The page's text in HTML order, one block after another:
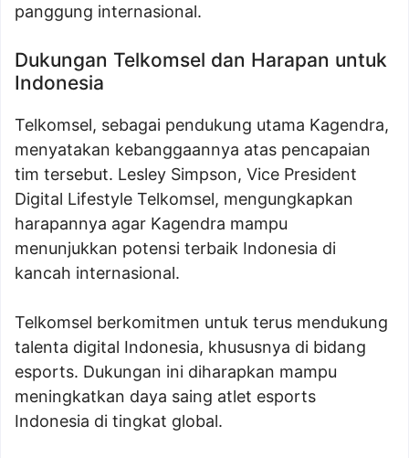
panggung internasional.
Dukungan Telkomsel dan Harapan untuk
Indonesia
Telkomsel, sebagai pendukung utama Kagendra,
menyatakan kebanggaannya atas pencapaian
tim tersebut. Lesley Simpson, Vice President
Digital Lifestyle Telkomsel, mengungkapkan
harapannya agar Kagendra mampu
menunjukkan potensi terbaik Indonesia di
kancah internasional.
Telkomsel berkomitmen untuk terus mendukung
talenta digital Indonesia, khususnya di bidang
esports. Dukungan ini diharapkan mampu
meningkatkan daya saing atlet esports
Indonesia di tingkat global.